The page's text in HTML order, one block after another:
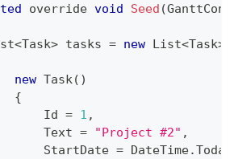
override void Seed (
<Task> tasks = new List<Task>
new Task( )
{
Id = 1 ,
Text = "Project #2" ,
StartDate = DateTime.Today